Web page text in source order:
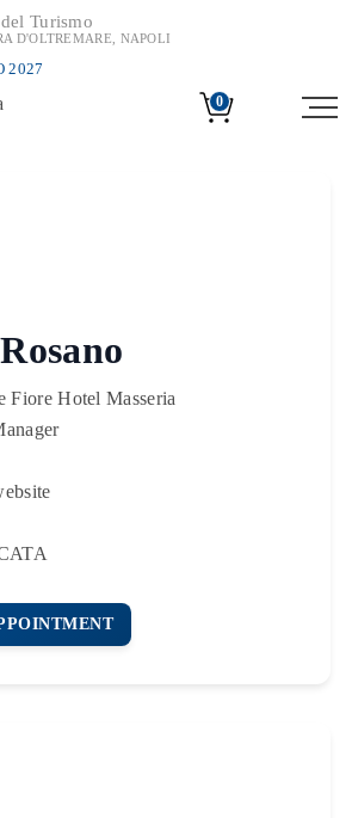
Turismo
D'OLTREMARE, NAPOLI
2027
0
Fiore Hotel Masseria